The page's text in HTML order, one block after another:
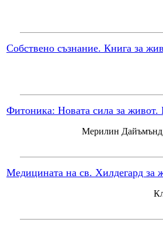
Собствено съзнание. Книга за
Фитоника: Новата сила за
Мерилин
Медицината на св. Хилдегард за